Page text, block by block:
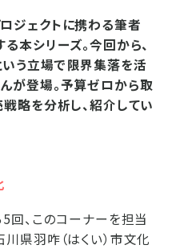
ジェクトに携わる筆者
本シリーズ。今回から、
う立場で限界集落を活
が登場。予算ゼロから取
略を分析し、紹介してい
回、このコーナーを担当
県羽咋（はくい）市文化